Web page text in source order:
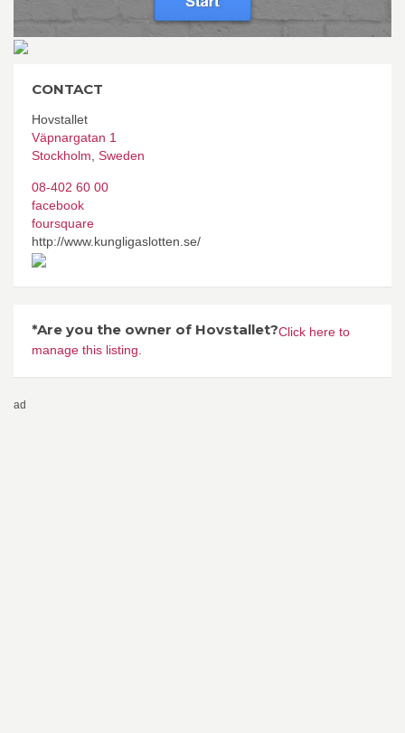
CONTACT
Hovstallet
Väpnargatan 1
Stockholm Sweden
08-402 60 00
facebook
foursquare
http://www.kungligaslotten.se/
*Are you the owner of Hovstallet?Click here to
manage this listing.
ad